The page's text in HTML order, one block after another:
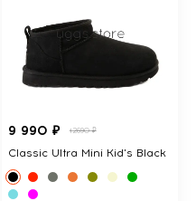
9 990 ₽ 12690 ₽
Classic Ultra Mini Kid's Black